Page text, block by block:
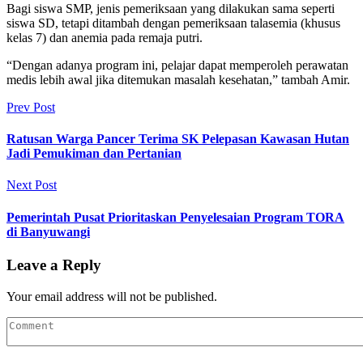
Bagi siswa SMP, jenis pemeriksaan yang dilakukan sama seperti
siswa SD, tetapi ditambah dengan pemeriksaan talasemia (khusus
kelas 7) dan anemia pada remaja putri.
“Dengan adanya program ini, pelajar dapat memperoleh perawatan
medis lebih awal jika ditemukan masalah kesehatan,” tambah Amir.
Prev Post
Ratusan Warga Pancer Terima SK Pelepasan Kawasan Hutan
Jadi Pemukiman dan Pertanian
Next Post
Pemerintah Pusat Prioritaskan Penyelesaian Program TORA
di Banyuwangi
Leave a Reply
Your email address will not be published.